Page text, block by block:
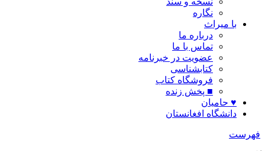
نگاره
با میراث
درباره ما
تماس با ما
عضویت در خبرنامه
کتابشناسی
فروشگاه کتاب
■ پخش زنده
♥ حامیان
دانشگاه افغانستان
فهرست